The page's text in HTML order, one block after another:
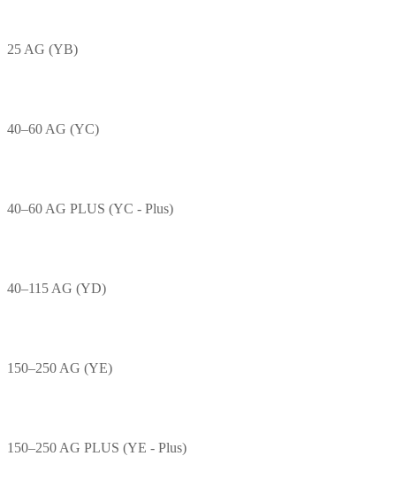
25 AG (YB)
40–60 AG (YC)
40–60 AG PLUS (YC - Plus)
40–115 AG (YD)
150–250 AG (YE)
150–250 AG PLUS (YE - Plus)